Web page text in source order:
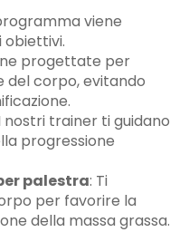
viene
obiettivi.
progettate per
del corpo, evitando
nostri trainer ti guidano
progressione
palestra: Ti
per favorire la
della massa grassa.